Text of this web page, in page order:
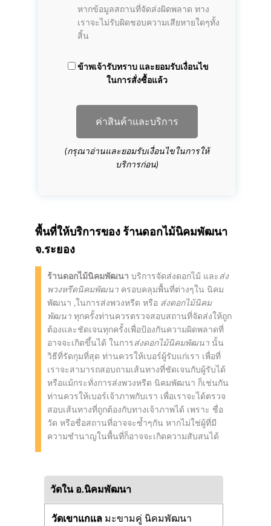
หากข้อมูลสถานที่จัดส่งผิดพลาด ทาง
เราจะไม่รับผิดชอบความเสียหายใดๆทั้ง
สิ้น
ข้าพเจ้ารับทราบ และยอมรับเงื่อนไข
ในการสั่งซื้อแล้ว
ค่าสินค้าและบริการ
(กรุณาอ่านและยอมรับเงื่อนไขในการให้
บริการก่อน)
พื้นที่ให้บริการของ ร้านดอกไม้นิคมพัฒนา
จ.ระยอง
ร้านดอกไม้นิคมพัฒนา บริการจัดส่งดอกไม้ และ ส่ง
พวงหรีดนิคมพัฒนา ครอบคลุมพื้นที่ต่างๆใน นิคม
พัฒนา ,ในการส่งพวงหรีด หรือ ส่งดอกไม้นิคม
พัฒนา ทุกครั้งท่านควรตรวจสอบสถานที่จัดส่งให้ถูก
ต้องและชัดเจนทุกครั้งเพื่อป้องกันความผิดพลาดที่
อาจจะเกิดขึ้นได้ ในการส่งดอกไม้นิคมพัฒนา นั้น
วิธีที่รัดกุมที่สุด ท่านควรให้เบอร์ผู้รับแก่เรา เพื่อที่
เราจะสามารถสอบถามเส้นทางที่ชัดเจนกับผู้รับได้
หรือแม้กระทั่งการส่งพวงหรีด นิคมพัฒนา ก็เช่นกัน
ท่านควรให้เบอร์เจ้าภาพกับเรา เพื่อเราจะได้ตรวจ
สอบเส้นทางที่ถูกต้องกับทางเจ้าภาพได้ เพราะ ชื่อ
วัด หรือชื่อสถานที่อาจจะซ้ำๆกัน หากไม่ใช่ผู้ที่มี
ความชำนาญในพื้นที่ก็อาจจะเกิดความสับสนได้
วัดใน อ.นิคมพัฒนา
วัดเขาแกแล มะขามคู่ นิคมพัฒนา